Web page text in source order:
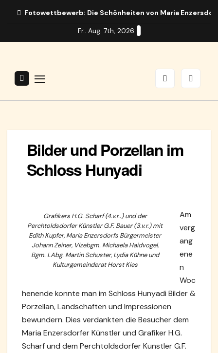
Fotowettbewerb: Die Schönheiten von Maria Enzersdorf
Fr.. Aug. 7th, 2026
Bilder und Porzellan im
Schloss Hunyadi
Grafikers H.G. Scharf (4.v.r..) und der
Perchtoldsdorfer Künstler G.F. Bauer (3.v.r.) mit
Edith Kupfer, Maria Enzersdorfs Bürgermeister
Johann Zeiner, Vizebgm. Michaela Haidvogel,
Bgm. LAbg. Martin Schuster, Lydia Kühne und
Kulturgemeinderat Horst Kies
Am
verg
ang
ene
n
Woc
henende konnte man im Schloss Hunyadi Bilder &
Porzellan, Landschaften und Impressionen
bewundern. Dies verdankten die Besucher dem
Maria Enzersdorfer Künstler und Grafiker H.G.
Scharf und dem Perchtoldsdorfer Künstler G.F.